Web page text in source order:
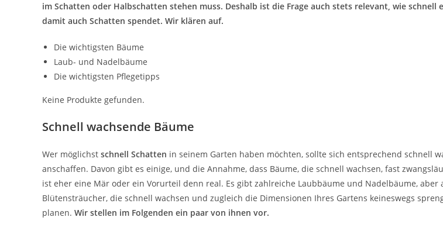
im Schatten oder Halbschatten stehen muss. Deshalb ist die Frage auch stets relevant, wie schnell
damit auch Schatten spendet. Wir klären auf.
Die wichtigsten Bäume
Laub- und Nadelbäume
Die wichtigsten Pflegetipps
Keine Produkte gefunden.
Schnell wachsende Bäume
Wer möglichst schnell Schatten in seinem Garten haben möchten, sollte sich entsprechend schnell
anschaffen. Davon gibt es einige, und die Annahme, dass Bäume, die schnell wachsen, fast
ist eher eine Mär oder ein Vorurteil denn real. Es gibt zahlreiche Laubbäume und Nadelbäume, aber
Blütensträucher, die schnell wachsen und zugleich die Dimensionen Ihres Gartens keineswegs
planen. Wir stellen im Folgenden ein paar von ihnen vor.